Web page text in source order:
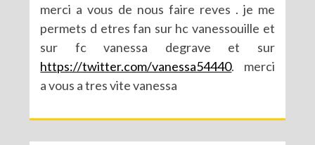
merci a vous de nous faire reves . je me
permets d etres fan sur hc vanessouille et
sur fc vanessa degrave et sur
https://twitter.com/vanessa54440. merci
a vous a tres vite vanessa